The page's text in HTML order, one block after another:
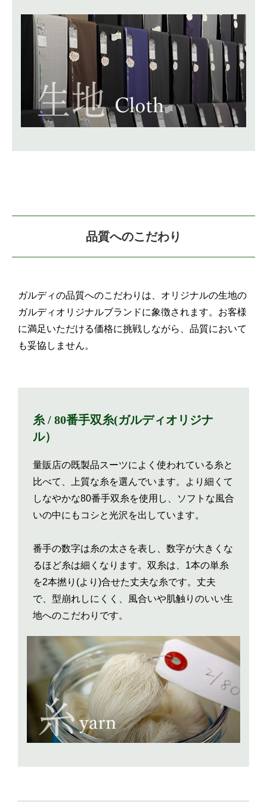
品質へのこだわり
ガルディの品質へのこだわりは、オリジナルの生地の
ガルディオリジナルブランドに象徴されます。お客様
に満足いただける価格に挑戦しながら、品質において
も妥協しません。
糸 / 80番手双糸(ガルディオリジナ
ル）
量販店の既製品スーツによく使われている糸と
比べて、上質な糸を選んでいます。より細くて
しなやかな80番手双糸を使用し、ソフトな風合
いの中にもコシと光沢を出しています。
番手の数字は糸の太さを表し、数字が大きくな
るほど糸は細くなります。双糸は、1本の単糸
を2本撚り(より)合せた丈夫な糸です。丈夫
で、型崩れしにくく、風合いや肌触りのいい生
地へのこだわりです。